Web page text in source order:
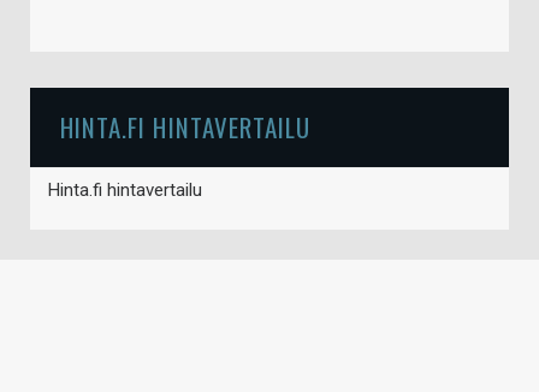
HINTA.FI HINTAVERTAILU
Hinta.fi hintavertailu